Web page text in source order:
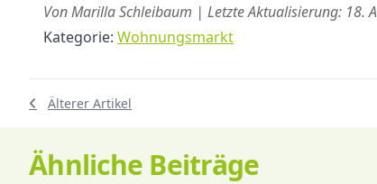
Von Marilla Schleibaum | Letzte Aktualisierung: 18.
Kategorie: Wohnungsmarkt
Älterer Artikel
Ähnliche Beiträge